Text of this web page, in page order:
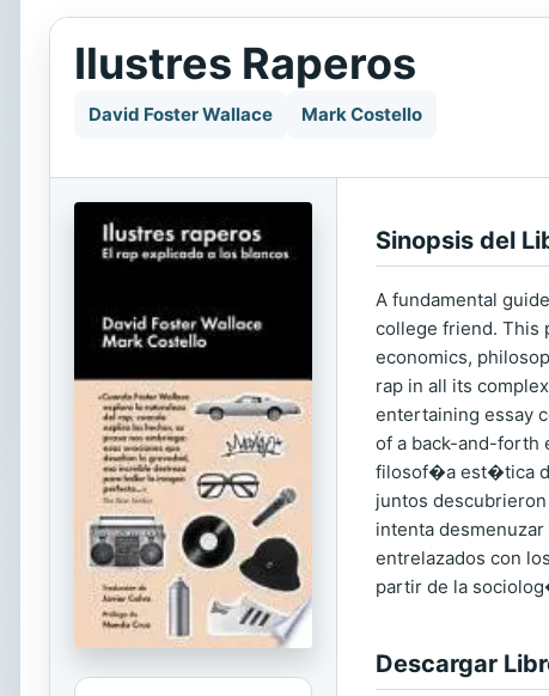
Ilustres Raperos
David Foster Wallace Mark Costello
Sinopsis del
A fundamental
college friend. This
economics,
rap in all its
entertaining essay
of a back-and-forth
filosof�a est�tica
juntos
intenta
entrelazados con
partir de la
Descargar